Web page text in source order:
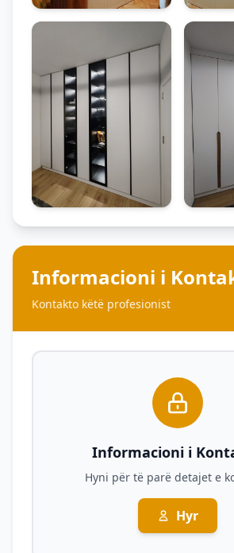
Informacioni i
Kontakto këtë profesionist
Informacioni i
Hyni për të parë detajet e
Hyr